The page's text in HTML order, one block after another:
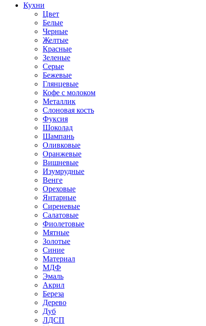
Кухни
Цвет
Белые
Черные
Желтые
Красные
Зеленые
Серые
Бежевые
Глянцевые
Кофе с молоком
Металлик
Слоновая кость
Фуксия
Шоколад
Шампань
Оливковые
Оранжевые
Вишневые
Изумрудные
Венге
Ореховые
Янтарные
Сиреневые
Салатовые
Фиолетовые
Мятные
Золотые
Синие
Материал
МДФ
Эмаль
Акрил
Береза
Дерево
Дуб
ЛДСП